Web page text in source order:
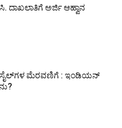
ದಾಖಲಾತಿಗೆ ಅರ್ಜಿ ಆಹ್ವಾನ
ಮೆರವಣಿಗೆ : ಇಂಡಿಯನ್